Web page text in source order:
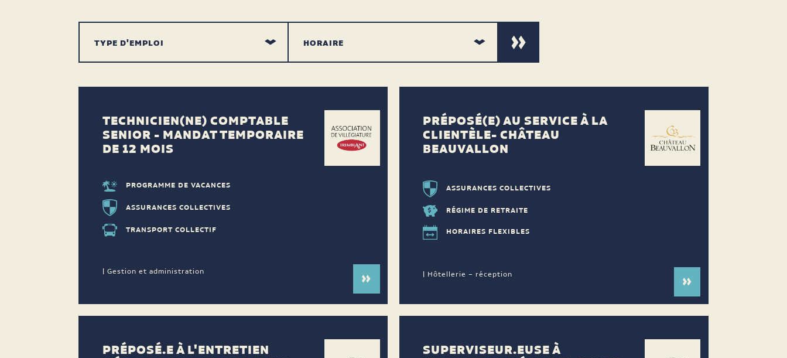
TECHNICIEN(NE) COMPTABLE
SENIOR - MANDAT TEMPORAIRE
DE 12 MOIS
PROGRAMME DE VACANCES
ASSURANCES COLLECTIVES
TRANSPORT COLLECTIF
| Gestion et administration
PRÉPOSÉ(E) AU SERVICE À LA
CLIENTÈLE- CHÂTEAU
BEAUVALLON
ASSURANCES COLLECTIVES
RÉGIME DE RETRAITE
HORAIRES FLEXIBLES
| Hôtellerie – réception
PRÉPOSÉ.E À L'ENTRETIEN
SUPERVISEUR.EUSE À